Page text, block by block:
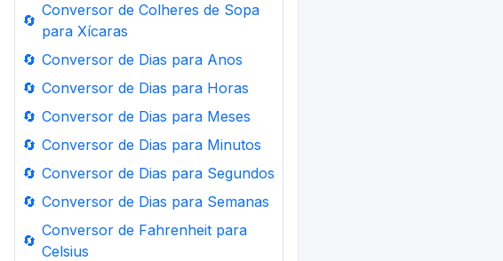
🔄
Conversor de Colheres de Sopa
para Xícaras
🔄 Conversor de Dias para Anos
🔄 Conversor de Dias para Horas
🔄 Conversor de Dias para Meses
🔄 Conversor de Dias para Minutos
🔄 Conversor de Dias para Segundos
🔄 Conversor de Dias para Semanas
🔄
Conversor de Fahrenheit para
Celsius